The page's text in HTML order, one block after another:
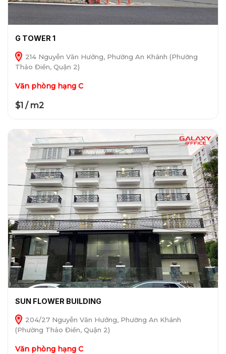
G TOWER 1
214 Nguyễn Văn Hưởng, Phường An Khánh (Phường
Thảo Điền, Quận 2)
Văn phòng hạng C
$1 / m2
SUN FLOWER BUILDING
204/27 Nguyễn Văn Hưởng, Phường An Khánh
(Phường Thảo Điền, Quận 2)
Văn phòng hạng C